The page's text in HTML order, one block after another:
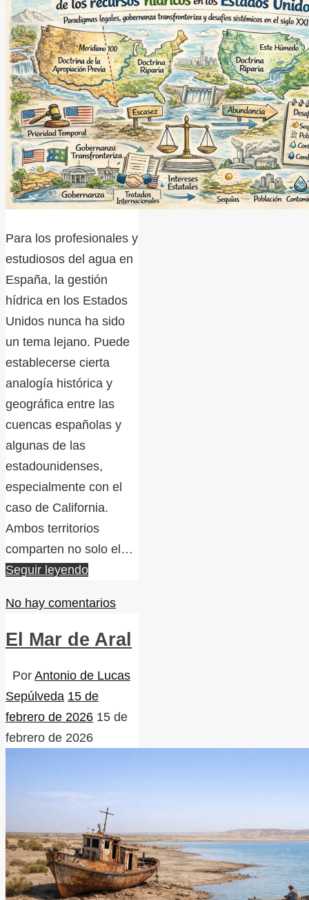
Para los profesionales y
estudiosos del agua en
España, la gestión
hídrica en los Estados
Unidos nunca ha sido
un tema lejano. Puede
establecerse cierta
analogía histórica y
geográfica entre las
cuencas españolas y
algunas de las
estadounidenses,
especialmente con el
caso de California.
Ambos territorios
comparten no solo el…
Seguir leyendo
No hay comentarios
El Mar de Aral
Por Antonio de Lucas
Sepúlveda 15 de
febrero de 2026 15 de
febrero de 2026